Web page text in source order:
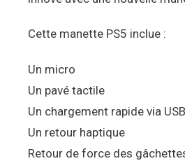
Cette manette PS5 inclue :
Un micro
Un pavé tactile
Un chargement rapide via
Un retour haptique
Retour de force des